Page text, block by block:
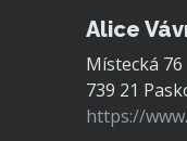
Alice
Místecká 76
739 21
https://